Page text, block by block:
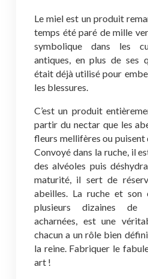
Le miel est un produit
temps été paré de mille
symbolique dans les
antiques, en plus de ses
était déjà utilisé pour
les blessures.
C’est un produit
partir du nectar que les
fleurs mellifères ou puisent
Convoyé dans la ruche, il
des alvéoles puis
maturité, il sert de
abeilles. La ruche et son
plusieurs dizaines de
acharnées, est une
chacun a un rôle bien
la reine. Fabriquer le
art !